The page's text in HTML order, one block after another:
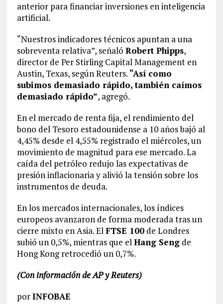
anterior para financiar inversiones en inteligencia
artificial.
“Nuestros indicadores técnicos apuntan a una
sobreventa relativa”, señaló Robert Phipps,
director de Per Stirling Capital Management en
Austin, Texas, según Reuters. “Así como
subimos demasiado rápido, también caímos
demasiado rápido”, agregó.
En el mercado de renta fija, el rendimiento del
bono del Tesoro estadounidense a 10 años bajó al
4,45% desde el 4,55% registrado el miércoles, un
movimiento de magnitud para ese mercado. La
caída del petróleo redujo las expectativas de
presión inflacionaria y alivió la tensión sobre los
instrumentos de deuda.
En los mercados internacionales, los índices
europeos avanzaron de forma moderada tras un
cierre mixto en Asia. ElFTSE 100de Londres
subió un 0,5%, mientras que elHang Sengde
Hong Kong retrocedió un 0,7%.
(Con información de AP y Reuters)
porINFOBAE